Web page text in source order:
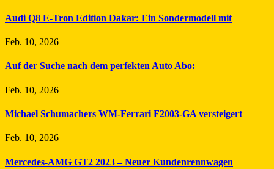
Audi Q8 E-Tron Edition Dakar: Ein Sondermodell mit
Feb. 10, 2026
Auf der Suche nach dem perfekten Auto Abo:
Feb. 10, 2026
Michael Schumachers WM-Ferrari F2003-GA versteigert
Feb. 10, 2026
Mercedes-AMG GT2 2023 – Neuer Kundenrennwagen